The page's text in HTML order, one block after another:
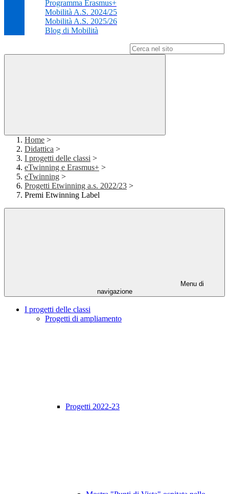
Programma Erasmus+
Mobilità A.S. 2024/25
Mobilità A.S. 2025/26
Blog di Mobilità
Home >
Didattica >
I progetti delle classi >
eTwinning e Erasmus+ >
eTwinning >
Progetti Etwinning a.s. 2022/23 >
Premi Etwinning Label
Menu di
navigazione
I progetti delle classi
Progetti di ampliamento
Progetti 2022-23